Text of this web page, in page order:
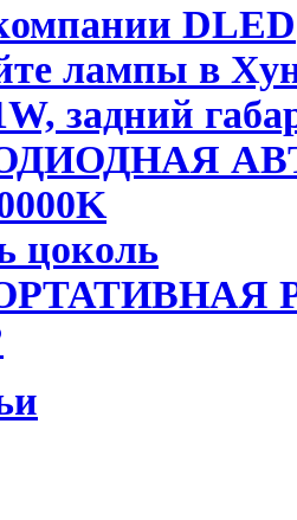
DLED
лампы в
задний
цоколь